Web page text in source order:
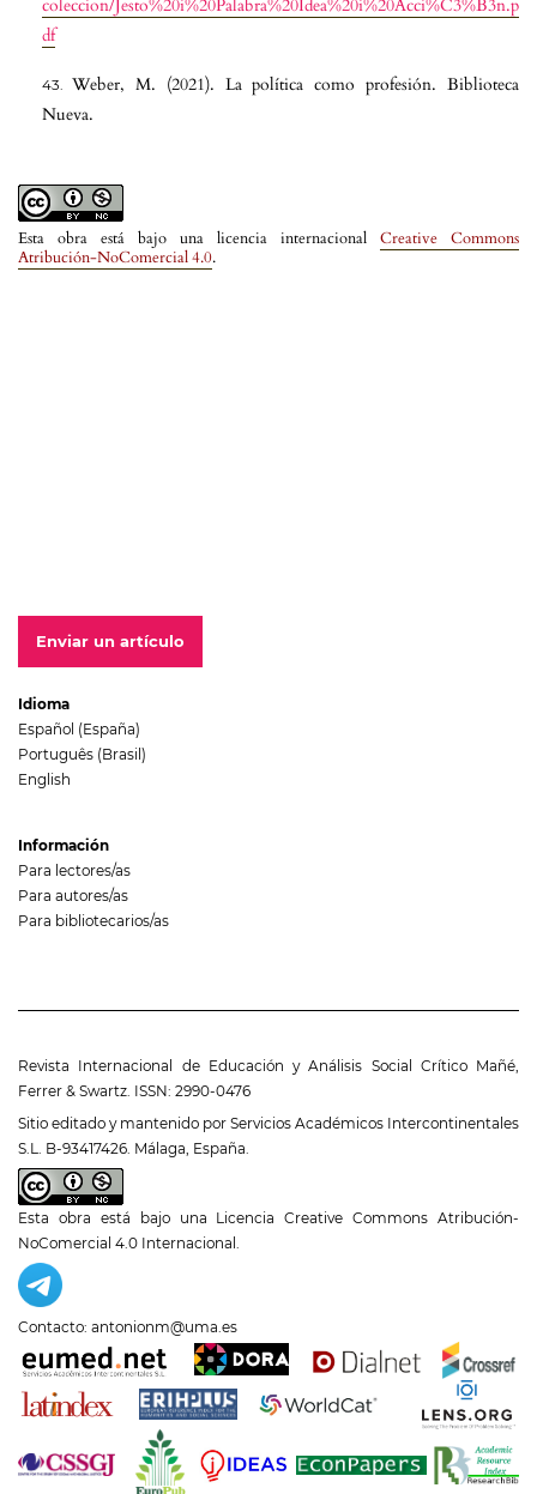
Esta obra está bajo una licencia internacional Creative Commons
Atribución-NoComercial 4.0.
coleccion/Jesto%20i%20Palabra%20Idea%20i%20Acci%C3%B3n.p
df
Weber, M. (2021). La política como profesión. Biblioteca
Nueva.
Enviar un artículo
Idioma
Español (España)
Português (Brasil)
English
Información
Para lectores/as
Para autores/as
Para bibliotecarios/as
Revista Internacional de Educación y Análisis Social Crítico Mañé,
Ferrer & Swartz. ISSN: 2990-0476
Sitio editado y mantenido por Servicios Académicos Intercontinentales
S.L. B-93417426. Málaga, España.
Esta obra está bajo una Licencia Creative Commons Atribución-
NoComercial 4.0 Internacional
Contacto: antonionm@uma.es